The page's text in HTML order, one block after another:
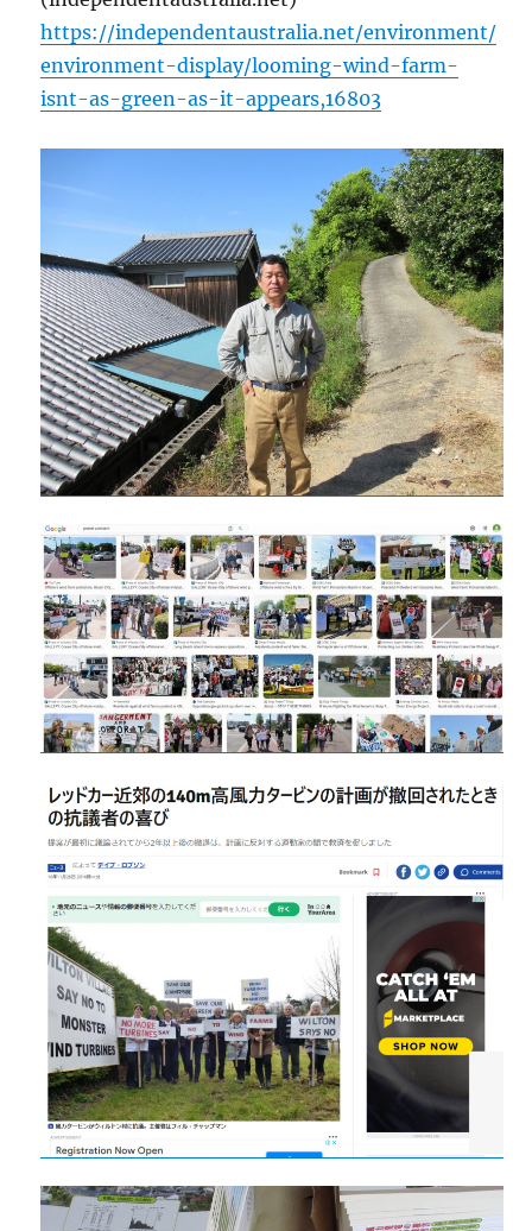
https://independentaustralia.net/environment/
environment-display/looming-wind-farm-
isnt-as-green-as-it-appears,16803